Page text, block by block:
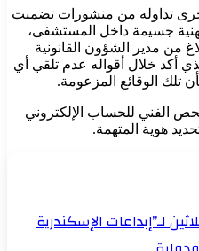
جرى تداوله من منشورات تضمنت
جسيمة داخل المستشفى،
من مدير الشؤون القانونية
أكد خلال أقواله عدم تلقي أي
الوقائع المزعومة.
الفني للحساب الإلكتروني
هوية المتهمة.
لـ”إبداعات الإسكندرية